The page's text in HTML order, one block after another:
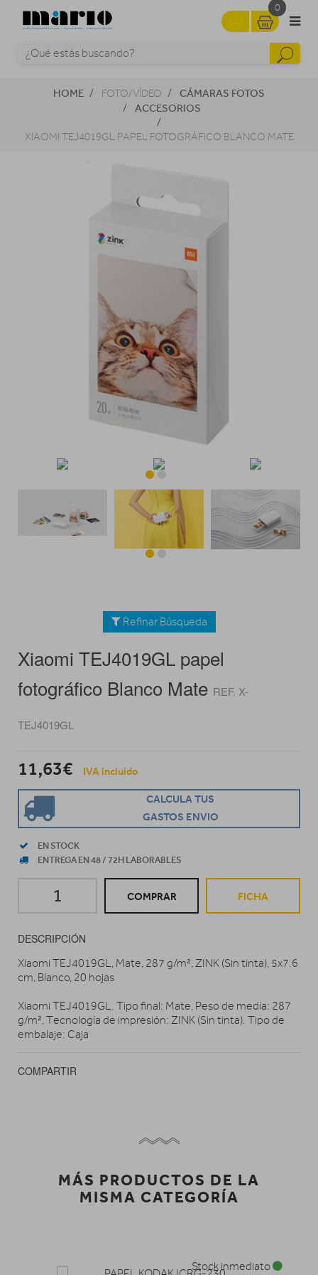
0
HOME FOTO/VÍDEO
CÁMARAS FOTOS
ACCESORIOS
XIAOMI TEJ4019GL PAPEL FOTOGRÁFICO BLANCO MATE
Refinar Búsqueda
Xiaomi TEJ4019GL papel
fotográfico Blanco Mate REF. X-
TEJ4019GL
11,63€ IVA incluido
CALCULA TUS
GASTOS ENVIO
EN STOCK
ENTREGA EN 48 / 72H LABORABLES
COMPRAR FICHA
DESCRIPCIÓN
Xiaomi TEJ4019GL, Mate, 287 g/m², ZINK (Sin tinta), 5x7.6
cm, Blanco, 20 hojas
Xiaomi TEJ4019GL. Tipo final: Mate, Peso de media: 287
g/m², Tecnología de impresión: ZINK (Sin tinta). Tipo de
embalaje: Caja
COMPARTIR
MÁS PRODUCTOS DE LA
MISMA CATEGORÍA
Stock inmediato